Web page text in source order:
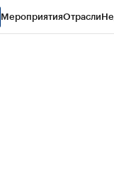
МероприятияОтрасли